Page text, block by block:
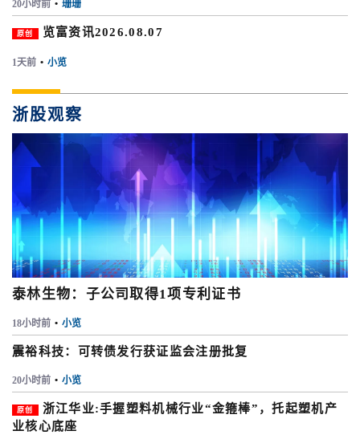
20小时前 • 珊珊
原创 览富资讯2026.08.07
1天前 • 小览
浙股观察
泰林生物：子公司取得1项专利证书
18小时前 • 小览
震裕科技：可转债发行获证监会注册批复
20小时前 • 小览
原创
浙江华业:手握塑料机械行业“金箍棒”，托起塑机产
业核心底座